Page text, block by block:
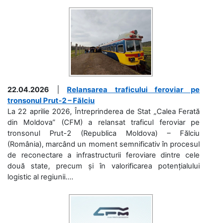
22.04.2026
Relansarea traficului feroviar pe
tronsonul Prut-2 – Fălciu
La 22 aprilie 2026, Întreprinderea de Stat „Calea Ferată
din Moldova” (CFM) a relansat traficul feroviar pe
tronsonul Prut-2 (Republica Moldova) – Fălciu
(România), marcând un moment semnificativ în procesul
de reconectare a infrastructurii feroviare dintre cele
două state, precum și în valorificarea potențialului
logistic al regiunii....